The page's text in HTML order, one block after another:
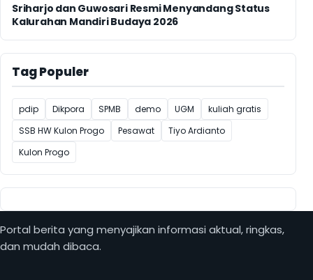
Sriharjo dan Guwosari Resmi Menyandang Status
Kalurahan Mandiri Budaya 2026
Tag Populer
pdip Dikpora SPMB demo UGM
kuliah gratis
SSB HW Kulon Progo
Pesawat
Tiyo Ardianto
Kulon Progo
Portal berita yang menyajikan informasi aktual, ringkas,
dan mudah dibaca.